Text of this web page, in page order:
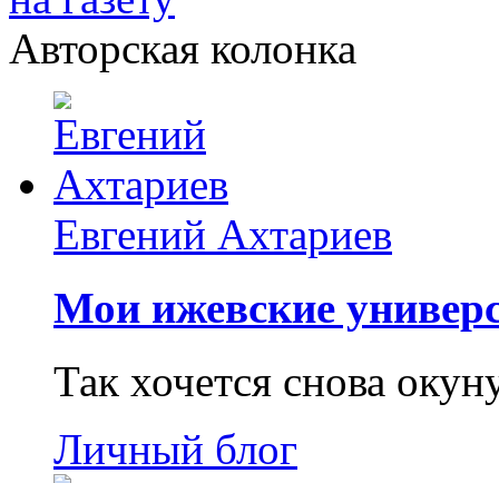
Авторская колонка
Евгений Ахтариев
Мои ижевские
Так хочется снова
Личный блог